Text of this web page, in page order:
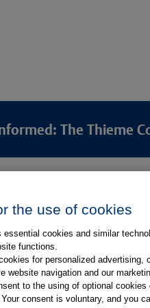
The Thieme
von Patient*innen
von Patient*innen
von Patient*innen
Versorgungszentren
Digitale
the use of cookies
essential cookies and similar
functions.
for personalized
website navigation and our
to the using of optional
consent is voluntary, and you